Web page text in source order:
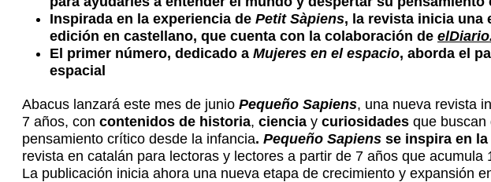
Inspirada en la experiencia de Petit Sàpiens, la revista inicia una
edición en castellano, que cuenta con la colaboración de
El primer número, dedicado a Mujeres en el espacio, aborda el
espacial
Abacus lanzará este mes de junio Pequeño Sapiens, una nueva revista
7 años, con contenidos de historia, ciencia y curiosidades que buscan
pensamiento crítico desde la infancia. Pequeño Sapiens se inspira en
revista en catalán para lectoras y lectores a partir de 7 años que
La publicación inicia ahora una nueva etapa de crecimiento y expansión